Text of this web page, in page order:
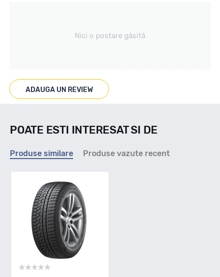
Marcaje
Indice greutate
109
Clasa de eficienta
Nici o postare găsită
ADAUGA UN REVIEW
POATE ESTI INTERESAT SI DE
Produse similare Produse vazute recent